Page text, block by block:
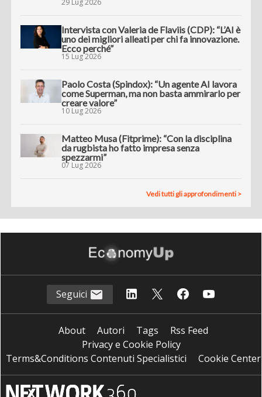
29 Lug 2026
Intervista con Valeria de Flaviis (CDP): “L’AI è
uno dei migliori alleati per chi fa innovazione.
Ecco perché”
15 Lug 2026
Paolo Costa (Spindox): “Un agente AI lavora
come Superman, ma non basta ammirarlo per
creare valore”
10 Lug 2026
Matteo Musa (Fitprime): “Con la disciplina
da rugbista ho fatto impresa senza
spezzarmi”
07 Lug 2026
Vedi tutti gli approfondimenti >
Seguici
About Autori Tags
Rss Feed
Privacy e Cookie Policy
Terms&Conditions Contenuti Specialistici
Cookie Center